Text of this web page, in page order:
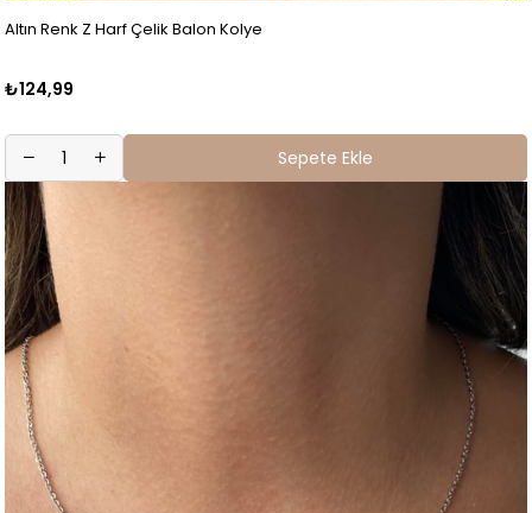
Altın Renk Z Harf Çelik Balon Kolye
₺124,99
Sepete Ekle